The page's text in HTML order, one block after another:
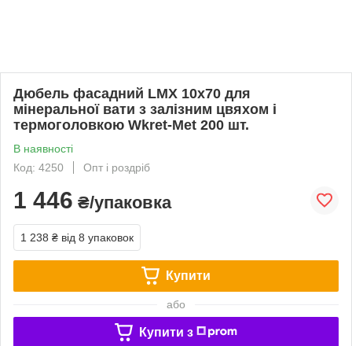
Дюбель фасадний LMX 10х70 для
мінеральної вати з залізним цвяхом і
термоголовкою Wkret-Met 200 шт.
В наявності
Код: 4250
Опт і роздріб
1 446 ₴/упаковка
1 238 ₴ від 8 упаковок
Купити
або
Купити з